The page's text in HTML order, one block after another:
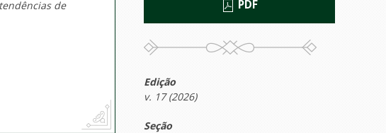
de
PDF
Edição
v. 17 (2026)
Seção